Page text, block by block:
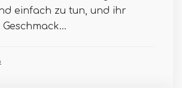
einfach zu tun, und ihr